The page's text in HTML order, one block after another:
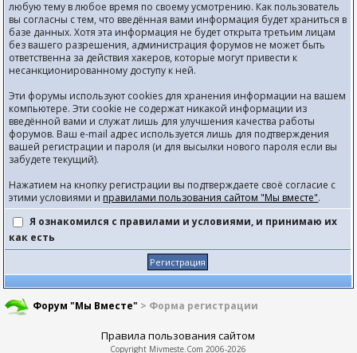
любую тему в любое время по своему усмотрению. Как пользователь
вы согласны с тем, что введённая вами информация будет храниться в
базе данных. Хотя эта информация не будет открыта третьим лицам
без вашего разрешения, администрация форумов не может быть
ответственна за действия хакеров, которые могут привести к
несанкционированному доступу к ней.
Эти форумы используют cookies для хранения информации на вашем
компьютере. Эти cookie не содержат никакой информации из
введённой вами и служат лишь для улучшения качества работы
форумов. Ваш e-mail адрес используется лишь для подтверждения
вашей регистрации и пароля (и для высылки нового пароля если вы
забудете текущий).
Нажатием на кнопку регистрации вы подтверждаете своё согласие с
этими условиями и правилами пользования сайтом "Мы вместе".
Я ознакомился с правилами и условиями, и принимаю их
как есть
Форум "Мы Вместе" > Форма регистрации
Правила пользования сайтом
Copyright Mivmeste.Com 2006-2026